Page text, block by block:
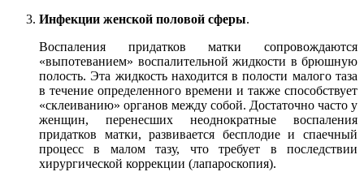
Инфекции женской половой сферы.
Воспаления придатков матки сопровождаются
«выпотеванием» воспалительной жидкости в брюшную
полость. Эта жидкость находится в полости малого таза
в течение определенного времени и также способствует
«склеиванию» органов между собой. Достаточно часто у
женщин, перенесших неоднократные воспаления
придатков матки, развивается бесплодие и спаечный
процесс в малом тазу, что требует в последствии
хирургической коррекции (лапароскопия).